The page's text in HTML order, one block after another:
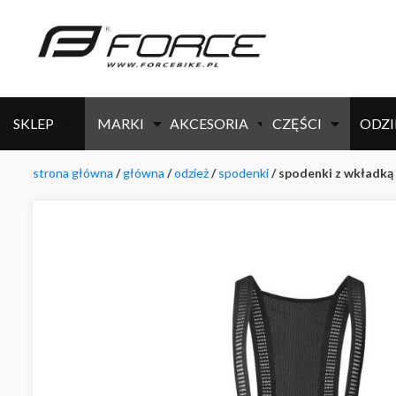
SKLEP MARKI AKCESORIA CZĘŚCI
strona główna /główna /odzież/spodenki/ spodenki z